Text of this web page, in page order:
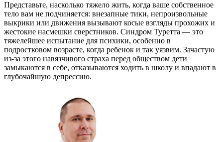
Представьте, насколько тяжело жить, когда ваше собственное
тело вам не подчиняется: внезапные тики, непроизвольные
выкрики или движения вызывают косые взгляды прохожих и
жестокие насмешки сверстников. Синдром Туретта — это
тяжелейшее испытание для психики, особенно в
подростковом возрасте, когда ребенок и так уязвим. Зачастую
из-за этого навязчивого страха перед обществом дети
замыкаются в себе, отказываются ходить в школу и впадают в
глубочайшую депрессию.